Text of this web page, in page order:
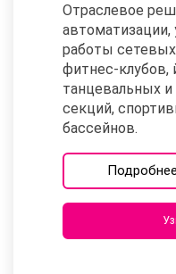
Отраслевое
автоматизации,
работы
фитнес-клубов,
танцевальных
секций,
бассейнов.